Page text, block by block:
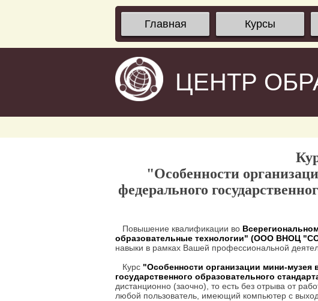
Главная Курсы
ЦЕНТР
"Особенности
федерального
Повышение квалификации во
образовательные технологии" (ООО ВНОЦ
навыки в рамках Вашей профессиональной
Курс "Особенности организации мини-музея
государственного образовательного
дистанционно (заочно), то есть без отрыва от
любой пользователь, имеющий компьютер с